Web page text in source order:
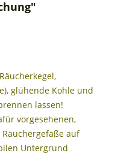
glühende Kohle und
lassen!
vorgesehenen,
auf
Untergrund